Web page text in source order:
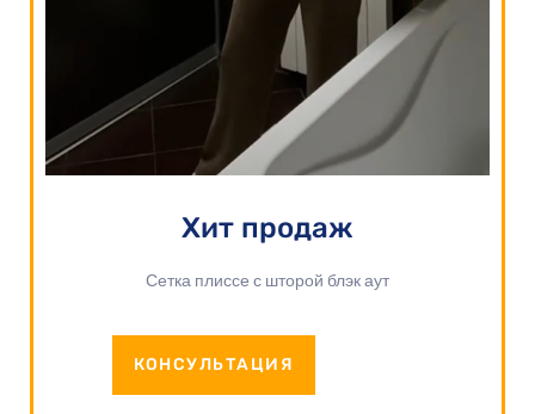
Хит продаж
Сетка плиссе с шторой блэк аут
КОНСУЛЬТАЦИЯ